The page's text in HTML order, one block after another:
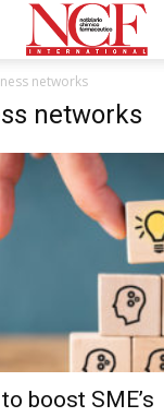
networks
networks
boost SME’s